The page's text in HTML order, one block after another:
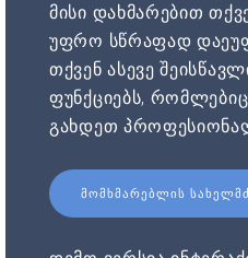
მისი დახმარებით
უფრო სწრაფად
თქვენ ასევე
ფუნქციებს,
გახდეთ
ᲛᲝᲛᲮᲛᲐᲠᲔᲑᲚᲘᲡ